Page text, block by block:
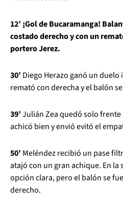
12’ ¡Gol de Bucaramanga!
costado derecho y con un
portero Jerez.
30’ Diego Herazo ganó un
remató con derecha y el balón
39’Julián Zea quedó solo
achicó bien y envió evitó el
50’ Meléndez recibió un pase
atajó con un gran achique. En
opción clara, pero el balón se
derecho.